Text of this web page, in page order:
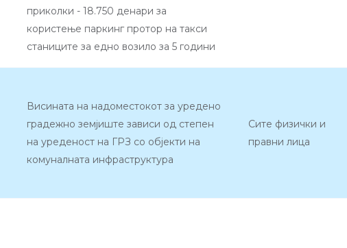
приколки - 18.750 денари за
користење паркинг протор на такси
станиците за едно возило за 5 години
Висината на надоместокот за уредено
градежно земјиште зависи од степен
на уреденост на ГРЗ со објекти на
комуналната инфраструктура
Сите физички и
правни лица